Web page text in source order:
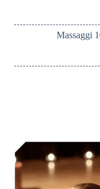
Massaggi